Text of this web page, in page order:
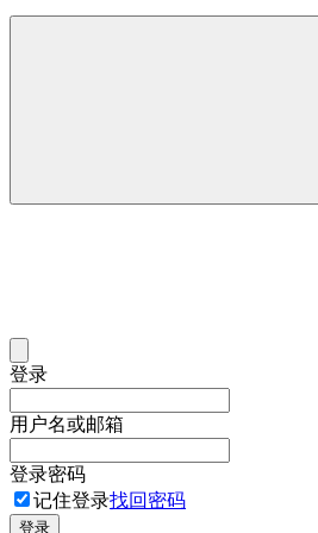
登录
用户名或邮箱
登录密码
记住登录找回密码
登录